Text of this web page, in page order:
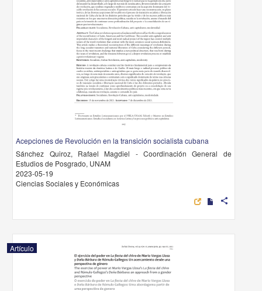
Acepciones de Revolución en la transición socialista cubana
Sánchez Quiroz, Rafael Magdiel - Coordinación General de
Estudios de Posgrado, UNAM
2023-05-19
Ciencias Sociales y Económicas
share
Artículo